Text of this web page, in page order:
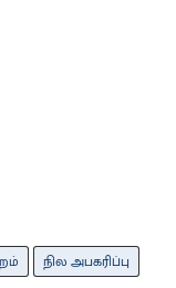
நில அபகரிப்பு